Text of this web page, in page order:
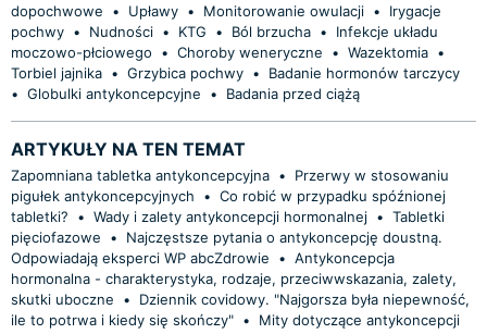
dopochwowe
• Upławy • Monitorowanie owulacji •
Irygacje
pochwy • Nudności • KTG • Ból brzucha •
Infekcje układu
moczowo-płciowego
• Choroby weneryczne • Wazektomia •
Torbiel jajnika • Grzybica pochwy •
Badanie hormonów tarczycy
• Globulki antykoncepcyjne • Badania przed ciążą
ARTYKUŁY NA TEN TEMAT
Zapomniana tabletka antykoncepcyjna •
Przerwy w stosowaniu
pigułek antykoncepcyjnych
• Co robić w przypadku spóźnionej
tabletki?
• Wady i zalety antykoncepcji hormonalnej • Tabletki
pięciofazowe
•
Najczęstsze pytania o antykoncepcję doustną.
Odpowiadają eksperci WP abcZdrowie
• Antykoncepcja
hormonalna - charakterystyka, rodzaje, przeciwwskazania, zalety,
skutki uboczne
•
Dziennik covidowy. "Najgorsza była niepewność,
ile to potrwa i kiedy się skończy" •
Mity dotyczące antykoncepcji